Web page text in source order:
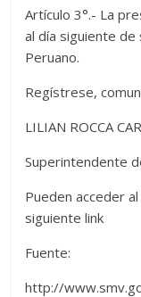
Artículo 3°.- La
al día siguiente de
Peruano.
Regístrese,
LILIAN ROCCA
Superintendente
Pueden acceder
siguiente link
Fuente:
http://